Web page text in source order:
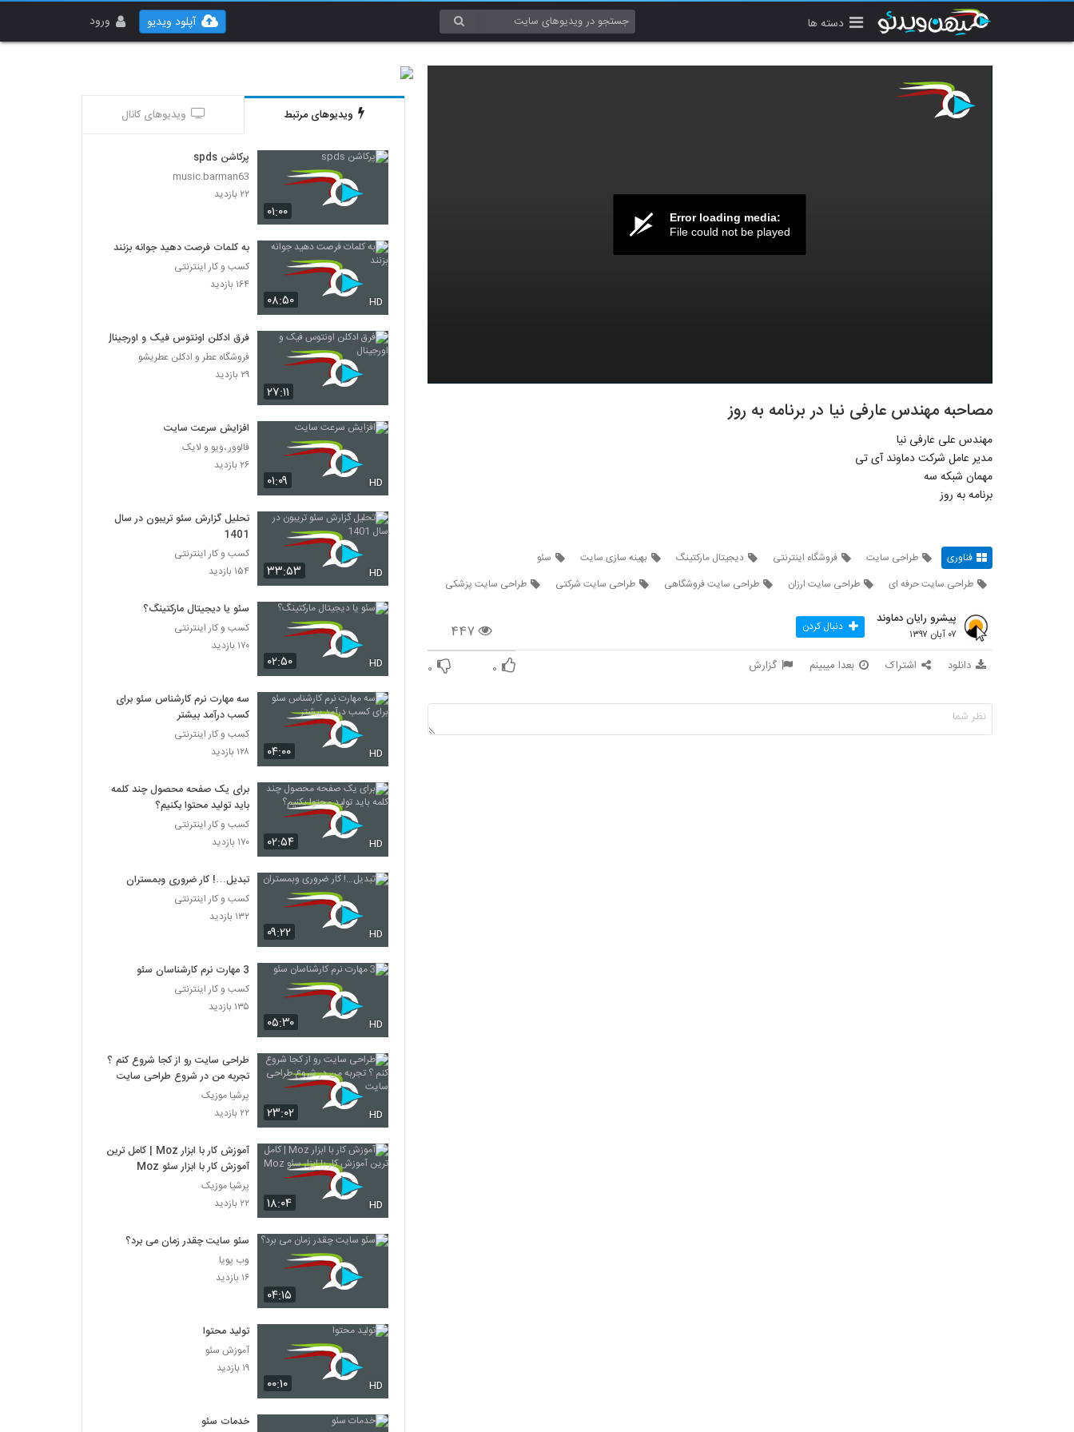
دسته ها ورود آپلود ویدیو
Error loading media:
File could not be played
مصاحبه مهندس عارفی نیا در برنامه به روز
مهندس علی عارفی نیا
مدیر عامل شرکت دماوند آی تی
مهمان شبکه سه
برنامه به روز
فناوری طراحی سایت فروشگاه اینترنتی دیجیتال مارکتینگ بهینه سازی سایت
سئو
طراحی سایت حرفه ای
طراحی سایت ارزان طراحی سایت فروشگاهی طراحی سایت شرکتی طراحی سایت پزشکی
۴۴۷
پیشرو رایان دماوند
۰۷ آبان ۱۳۹۷ دنبال کردن
دانلود اشتراک بعدا میبینم گزارش ۰ ۰
ویدیوهای مرتبط ویدیوهای کانال
۰۱:۰۰
پرکاشن spds
music.barman63
۲۲ بازدید
۰۸:۵۰ HD
به کلمات فرصت دهید جوانه بزنند
کسب و کار اینترنتی
۱۶۴ بازدید
۲۷:۱۱
فرق ادکلن اونتوس فیک و اورجینال
فروشگاه عطر و ادکلن عطریشو
۲۹ بازدید
۰۱:۰۹ HD
افزایش سرعت سایت
فالوور ،ویو و لایک
۲۶ بازدید
۳۳:۵۳ HD
تحلیل گزارش سئو تریبون در سال
1401
کسب و کار اینترنتی
۱۵۴ بازدید
۰۲:۵۰ HD
سئو یا دیجیتال مارکتینگ؟
کسب و کار اینترنتی
۱۷۰ بازدید
۰۴:۰۰ HD
سه مهارت نرم کارشناس سئو برای
کسب درآمد بیشتر
کسب و کار اینترنتی
۱۲۸ بازدید
۰۲:۵۴ HD
برای یک صفحه محصول چند کلمه
باید تولید محتوا بکنیم؟
کسب و کار اینترنتی
۱۷۰ بازدید
۰۹:۲۲ HD
تبدیل…! کار ضروری وبمستران
کسب و کار اینترنتی
۱۳۲ بازدید
۰۵:۳۰ HD
3 مهارت نرم کارشناسان سئو
کسب و کار اینترنتی
۱۳۵ بازدید
۲۳:۰۲ HD
طراحی سایت رو از کجا شروع کنم ؟
تجربه من در شروع طراحی سایت
پرشیا موزیک
۲۲ بازدید
۱۸:۰۴ HD
آموزش کار با ابزار Moz | کامل ترین
آموزش کار با ابزار سئو Moz
پرشیا موزیک
۲۲ بازدید
۰۴:۱۵
سئو سایت چقدر زمان می برد؟
وب پویا
۱۶ بازدید
۰۰:۱۰ HD
تولید محتوا
آموزش سئو
۱۹ بازدید
خدمات سئو